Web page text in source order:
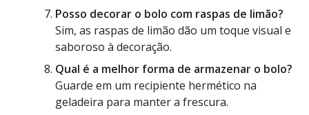
Posso decorar o bolo com raspas de limão?
Sim, as raspas de limão dão um toque visual e
saboroso à decoração.
Qual é a melhor forma de armazenar o bolo?
Guarde em um recipiente hermético na
geladeira para manter a frescura.